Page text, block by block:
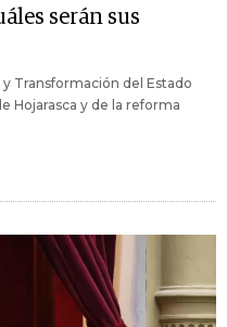
serán sus
Transformación del Estado
Hojarasca y de la reforma